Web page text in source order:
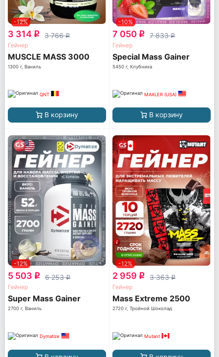
-12%
3 314 q 3 766q
Гейнер
MUSCLE MASS 3000
1300 г, Ваниль
QNT
В корзину
-10%
7 050 q 7 833q
Гейнер
Special Mass Gainer
5450 г, Клубника
MAXLER (USA)
В корзину
-12%
5 503 q 6 253q
Гейнер
Super Mass Gainer
2700 г, Ваниль
Dymatize
-12%
2 959 q 3 363q
Гейнер
Mass Extreme 2500
2720 г, Тройной Шоколад
Mutant